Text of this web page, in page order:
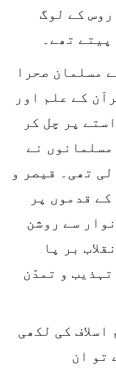
کے لوگ
تھے۔
مسلمان صحرا
کے علم اور
پر چل کر
نے
تھی۔ قیصر و
قدموں پر
سے روشن
بر پا
و تمدّن
کی لکھی
تو ان